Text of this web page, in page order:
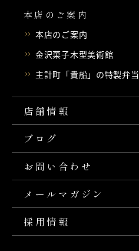
本店のご案内
本店のご案内
金沢菓子木型美術館
主計町「貴船」の特製弁当
店舗情報
ブログ
お問い合わせ
メールマガジン
採用情報